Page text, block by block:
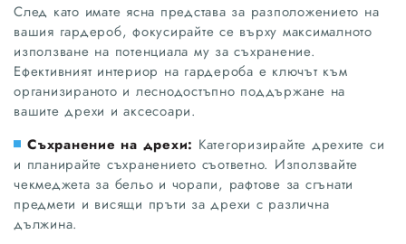
След като имате ясна представа за разположението на
вашия гардероб, фокусирайте се върху максималното
използване на потенциала му за съхранение.
Ефективният интериор на гардероба е ключът към
организираното и леснодостъпно поддържане на
вашите дрехи и аксесоари.
Съхранение на дрехи: Категоризирайте дрехите си
и планирайте съхранението съответно. Използвайте
чекмеджета за бельо и чорапи, рафтове за сгънати
предмети и висящи пръти за дрехи с различна
дължина.